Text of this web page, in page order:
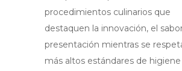
procedimientos culinarios que
destaquen la innovación, el
presentación mientras se
más altos estándares de